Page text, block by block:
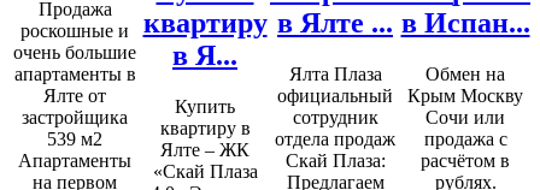
Продажа
роскошные и
очень большие
апартаменты в
Ялте от
застройщика
539 м2
Апартаменты
на первом
квартиру
в Я...
Купить
квартиру в
Ялте – ЖК
«Скай Плаза
в Ялте ...
Ялта Плаза
официальный
сотрудник
отдела продаж
Скай Плаза:
Предлагаем
в Испан...
Обмен на
Крым Москву
Сочи или
продажа с
расчётом в
рублях.